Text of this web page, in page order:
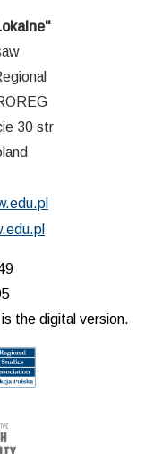
30 str
the digital version.